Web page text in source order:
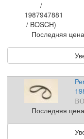
Последняя цена
Последняя цена